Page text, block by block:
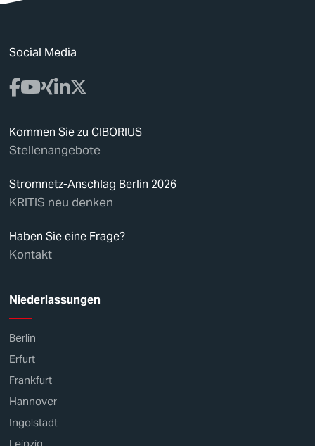
Social Media
Kommen Sie zu CIBORIUS
Stellenangebote
Stromnetz-Anschlag Berlin 2026
KRITIS neu denken
Haben Sie eine Frage?
Kontakt
Niederlassungen
Berlin
Erfurt
Frankfurt
Hannover
Ingolstadt